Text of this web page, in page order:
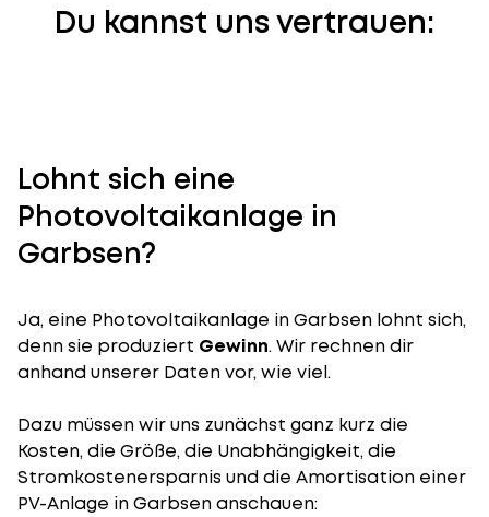
Du kannst uns vertrauen:
Lohnt sich eine
Photovoltaikanlage in
Garbsen?
Ja, eine Photovoltaikanlage in Garbsen lohnt sich,
denn sie produziert Gewinn. Wir rechnen dir
anhand unserer Daten vor, wie viel.
Dazu müssen wir uns zunächst ganz kurz die
Kosten, die Größe, die Unabhängigkeit, die
Stromkostenersparnis und die Amortisation einer
PV-Anlage in Garbsen anschauen: